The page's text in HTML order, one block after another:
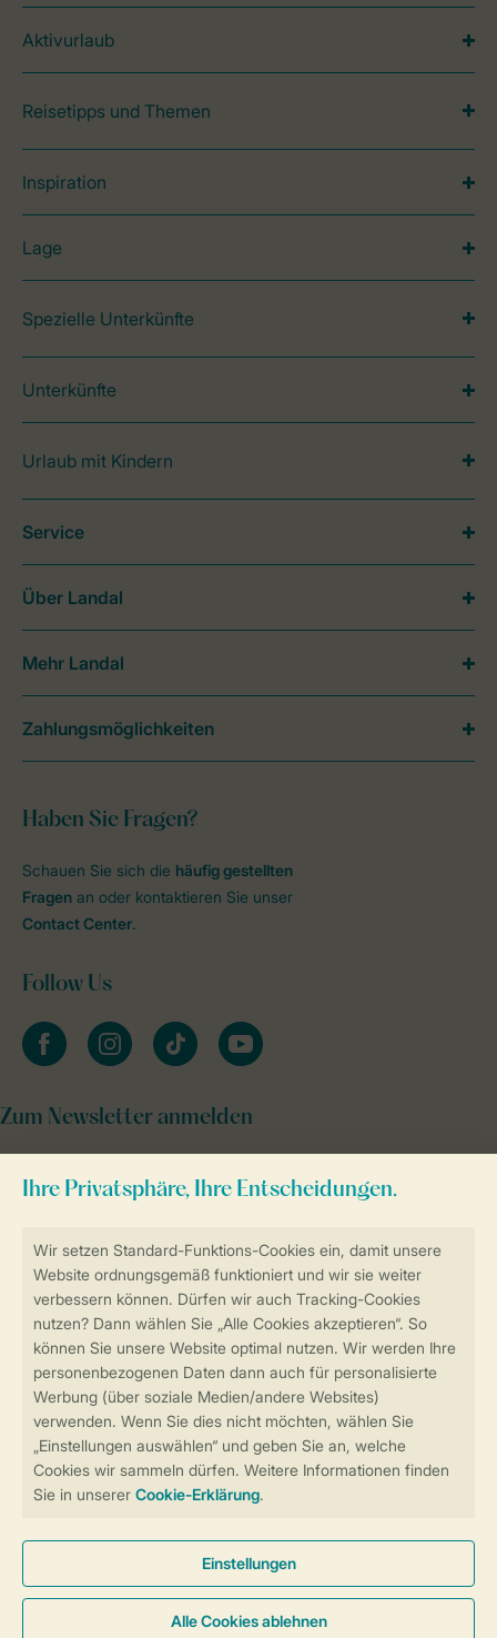
Sicherstellung Deiner Privatsphäre
Sicher und schnell zur Online-Buchung
Sichere Datenübertragung
Sicheres Bezahlen
Aktivurlaub
Reisetipps und Themen
Inspiration
Lage
Spezielle Unterkünfte
Unterkünfte
Urlaub mit Kindern
Haben Sie Fragen?
Schauen Sie sich die häufig gestellten
Fragen an oder kontaktieren Sie unser
Contact Center.
Follow Us
facebookinstagramtiktok youtube
Zum Newsletter anmelden
Service
Über Landal
Mehr Landal
Zahlungsmöglichkeiten